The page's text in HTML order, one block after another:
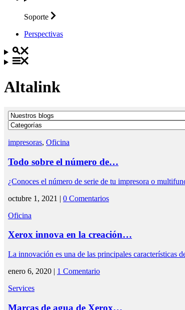
Soporte
Perspectivas
Altalink
impresoras, Oficina
Todo sobre el número de…
¿Conoces el número de serie de tu impresora o
octubre 1, 2021 | 0 Comentarios
Oficina
Xerox innova en la creación…
La innovación es una de las principales
enero 6, 2020 | 1 Comentario
Services
Marcas de agua de Xerox…